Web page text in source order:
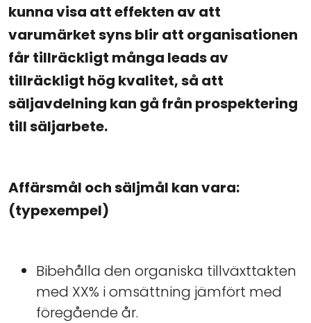
kunna visa att effekten av att
varumärket syns blir att organisationen
får tillräckligt många leads av
tillräckligt hög kvalitet, så att
säljavdelning kan gå från prospektering
till säljarbete.
Affärsmål och säljmål kan vara:
(typexempel)
Bibehålla den organiska tillväxttakten
med XX% i omsättning jämfört med
föregående år.